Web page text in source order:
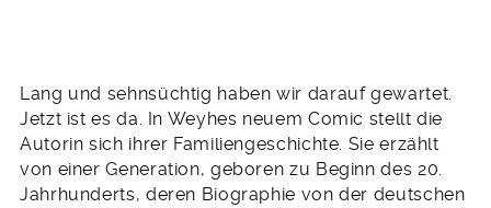
Lang und sehnsüchtig haben wir darauf gewartet.
Jetzt ist es da. In Weyhes neuem Comic stellt die
Autorin sich ihrer Familiengeschichte. Sie erzählt
von einer Generation, geboren zu Beginn des 20.
Jahrhunderts, deren Biographie von der deutschen